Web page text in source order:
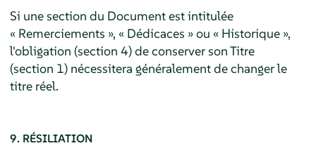
Si une section du Document est intitulée
« Remerciements », « Dédicaces » ou « Historique »,
l'obligation (section 4) de conserver son Titre
(section 1) nécessitera généralement de changer le
titre réel.
9. RÉSILIATION